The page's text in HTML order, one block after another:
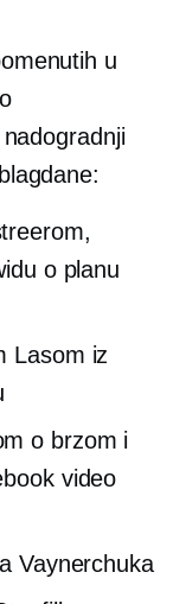
u
o planu
Lasom iz
o brzom i
video
Vaynerchuka